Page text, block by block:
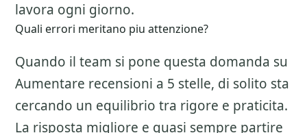
lavora ogni giorno.
Quali errori meritano piu attenzione?
Quando il team si pone questa domanda su
Aumentare recensioni a 5 stelle, di solito sta
cercando un equilibrio tra rigore e praticita.
La risposta migliore e quasi sempre partire